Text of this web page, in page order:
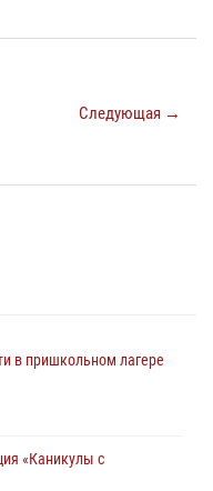
Следующая →
в пришкольном лагере
«Каникулы с